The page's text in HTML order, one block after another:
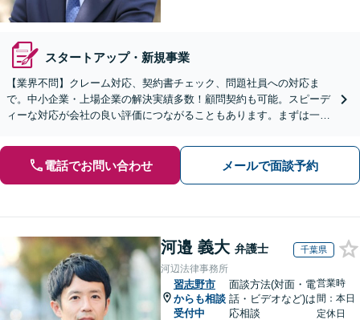
スタートアップ・新規事業
【業界不問】クレーム対応、契約書チェック、問題社員への対応ま
で。中小企業・上場企業の解決実績多数！顧問契約も可能。スピーデ
ィーな対応が会社の良い評価につながることもあります。まずは一度
電話でお問い合わせ メールで面談予約
河邉 義大 弁護士 千葉県
河辺法律事務所
習志野市
からも相談
受付中
面談方法(対面・電
話・ビデオなど)は
応相談
営業時
間：本日
定休日